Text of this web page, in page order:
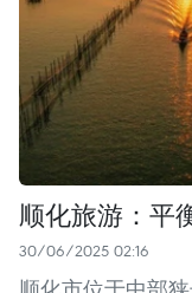
顺化旅游：平
30/06/2025 02:16